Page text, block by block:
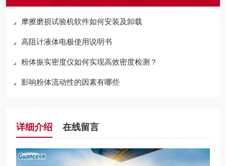
摩擦磨损试验机软件如何安装及卸载
高阻计液体电极使用说明书
粉体振实密度仪如何实现高效密度检测？
影响粉体流动性的因素有哪些
详细介绍 在线留言